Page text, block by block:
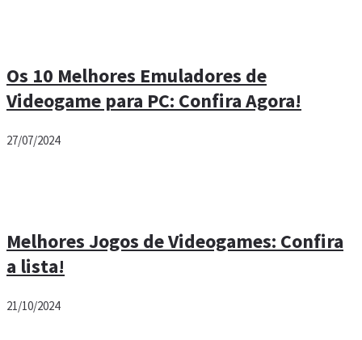
Os 10 Melhores Emuladores de
Videogame para PC: Confira Agora!
27/07/2024
Melhores Jogos de Videogames: Confira
a lista!
21/10/2024